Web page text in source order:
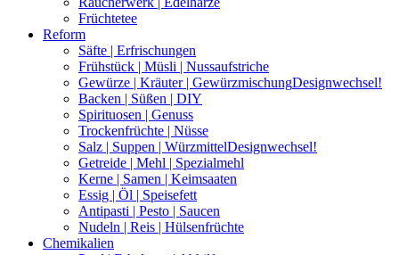
Früchtetee
Reform
Säfte | Erfrischungen
Frühstück | Müsli | Nussaufstriche
Gewürze | Kräuter | GewürzmischungDesignwechsel!
Backen | Süßen | DIY
Spirituosen | Genuss
Trockenfrüchte | Nüsse
Salz | Suppen | WürzmittelDesignwechsel!
Getreide | Mehl | Spezialmehl
Kerne | Samen | Keimsaaten
Essig | Öl | Speisefett
Antipasti | Pesto | Saucen
Nudeln | Reis | Hülsenfrüchte
Chemikalien